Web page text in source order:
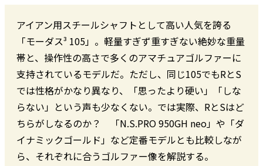
アイアン用スチールシャフトとして高い人気を誇る
「モーダス³ 105」。軽量すぎず重すぎない絶妙な重量
帯と、操作性の高さで多くのアマチュアゴルファーに
支持されているモデルだ。ただし、同じ105でもRとS
では性格がかなり異なり、「思ったより硬い」「しな
らない」という声も少なくない。では実際、RとSはど
ちらがしなるのか？ 「N.S.PRO 950GH neo」や「ダ
イナミックゴールド」など定番モデルとも比較しなが
ら、それぞれに合うゴルファー像を解説する。